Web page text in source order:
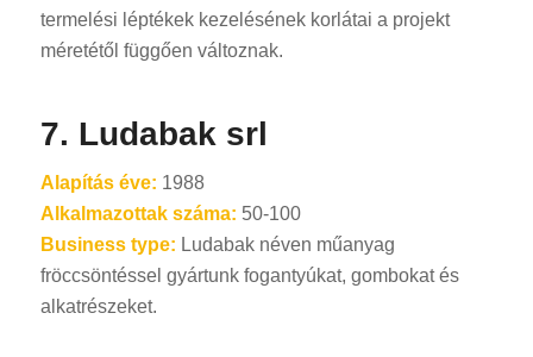
termelési léptékek kezelésének korlátai a projekt
méretétől függően változnak.
7. Ludabak srl
Alapítás éve: 1988
Alkalmazottak száma: 50-100
Business type: Ludabak néven műanyag
fröccsöntéssel gyártunk fogantyúkat, gombokat és
alkatrészeket.